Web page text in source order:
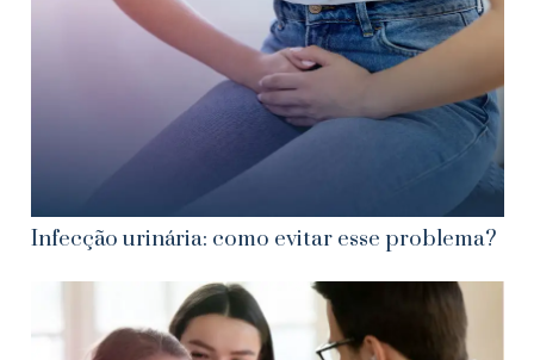
Infecção urinária: como evitar esse problema?